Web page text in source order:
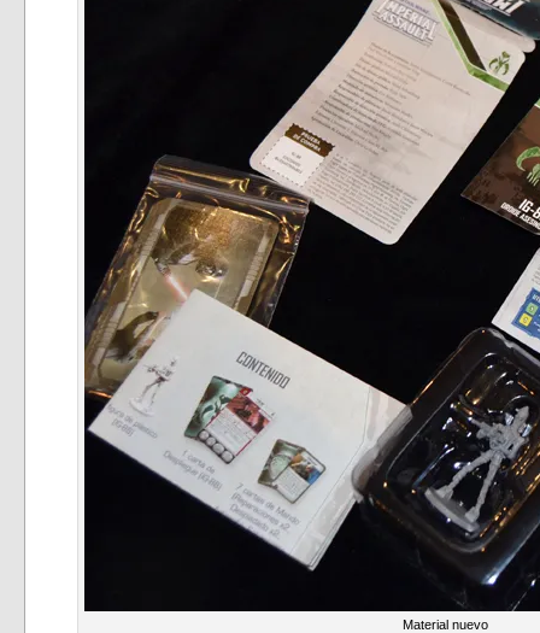
Material nuevo